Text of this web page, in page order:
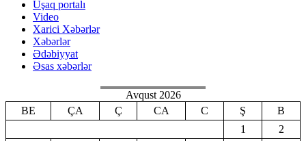
Uşaq portalı
Video
Xarici Xəbərlər
Xəbərlər
Ədəbiyyat
Əsas xəbərlər
Avqust 2026
BE
ÇA Ç CA C Ş
B
1
2